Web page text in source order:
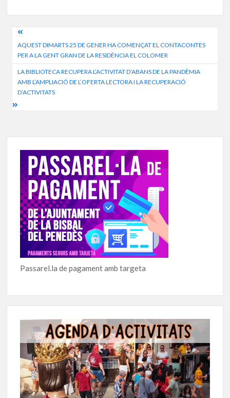
Navegació
d'entrades
AQUEST DIMARTS 25 DE GENER HA COMENÇAT EL CONTACONTES
PER A LA GENT GRAN DE LA RESIDÈNCIA EL COLOMER
LA BIBLIOTECA RECUPERA L’ACTIVITAT D’ABANS DE LA PANDÈMIA
AMB L’AMPLIACIÓ DE L’OFERTA LECTORA I LA RECUPERACIÓ
D’ACTIVITATS
Passarel.la de pagament amb targeta